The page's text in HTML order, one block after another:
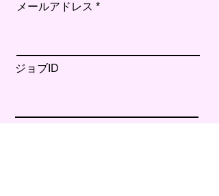
メールアドレス
ジョブID